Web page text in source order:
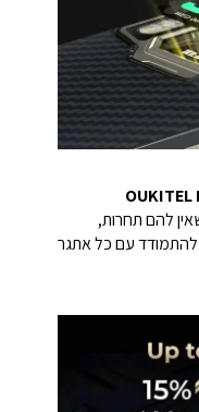
להם תחרות,
להתמודד עם כל אתגר